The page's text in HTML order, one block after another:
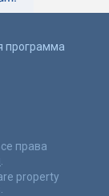
программа
права
.
property